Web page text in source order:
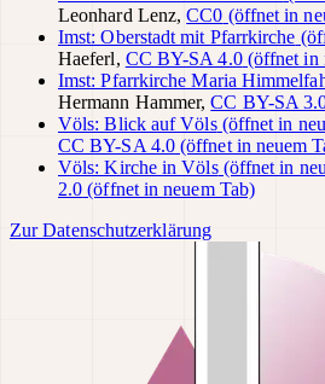
Leonhard Lenz, CC0 (öffnet in
Imst: Oberstadt mit Pfarrkirche
Haeferl, CC BY-SA 4.0(öffnet in
Imst: Pfarrkirche Maria
Hermann Hammer, CC BY-SA
Völs: Blick auf Völs(öffnet in
CC BY-SA 4.0(öffnet in neuem
Völs: Kirche in Völs(öffnet in
2.0 (öffnet in neuem Tab)
Zur Datenschutzerklärung